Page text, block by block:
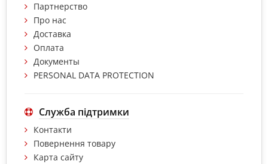
Партнерство
Про нас
Доставка
Оплата
Документы
PERSONAL DATA PROTECTION
Служба підтримки
Контакти
Повернення товару
Карта сайту